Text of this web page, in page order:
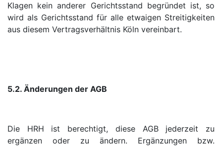
Klagen kein anderer Gerichtsstand begründet ist, so
wird als Gerichtsstand für alle etwaigen Streitigkeiten
aus diesem Vertragsverhältnis Köln vereinbart.
5.2. Änderungen der AGB
Die HRH ist berechtigt, diese AGB jederzeit zu
ergänzen oder zu ändern. Ergänzungen bzw.